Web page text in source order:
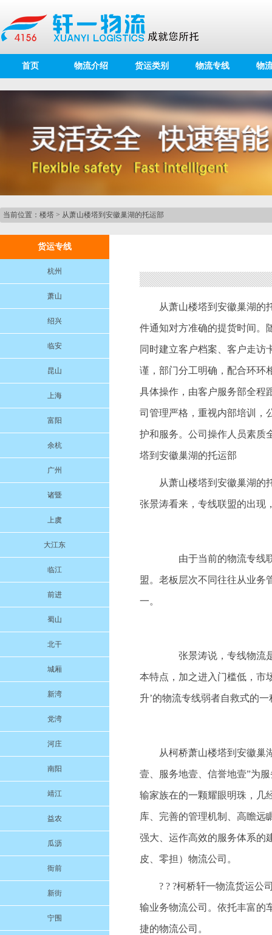
首页 物流介绍 货运类别 物流专线 物
当前位置： 楼塔 > 从萧山楼塔到安徽巢湖的托运部
货运专线
杭州
萧山
绍兴
临安
昆山
上海
富阳
余杭
广州
诸暨
上虞
大江东
临江
前进
蜀山
北干
城厢
新湾
党湾
河庄
南阳
靖江
益农
瓜沥
衙前
新街
宁围
从萧山楼塔到安徽巢湖的
件通知对方准确的提货时间。
同时建立客户档案、客户走访
谨，部门分工明确，配合环环
具体操作，由客户服务部全程
司管理严格，重视内部培训，
护和服务。公司操作人员素质
塔到安徽巢湖的托运部
从萧山楼塔到安徽巢湖的
张景涛看来，专线联盟的出现
由于当前的物流专线联
盟。老板层次不同往往从业务
一。
张景涛说，专线物流是
本特点，加之进入门槛低，市
升’的物流专线弱者自救式的一
从柯桥萧山楼塔到安徽巢
壹、服务地壹、信誉地壹”为
输家族在的一颗耀眼明珠，几
库、完善的管理机制、高瞻远
强大、运作高效的服务体系的
皮、零担）物流公司。
? ? ?柯桥轩一物流货运公
输业务物流公司。依托丰富的
捷的物流公司。